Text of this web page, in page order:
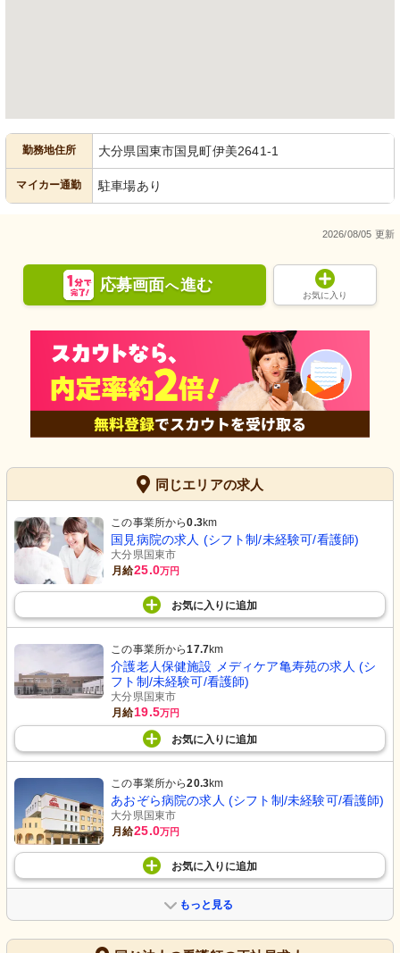
勤務地住所 大分県国東市国見町伊美2641-1
マイカー通勤 駐車場あり
2026/08/05 更新
応募画面へ進む
お気に入り
同じエリアの求人
この事業所から0.3km
国見病院の求人 (シフト制/未経験可/看護師)
大分県国東市
月給25.0万円
お気に入り に追加
この事業所から17.7km
介護老人保健施設 メディケア亀寿苑の求人 (シ
フト制/未経験可/看護師)
大分県国東市
月給19.5万円
お気に入り に追加
この事業所から20.3km
あおぞら病院の求人 (シフト制/未経験可/看護師)
大分県国東市
月給25.0万円
お気に入り に追加
もっと見る